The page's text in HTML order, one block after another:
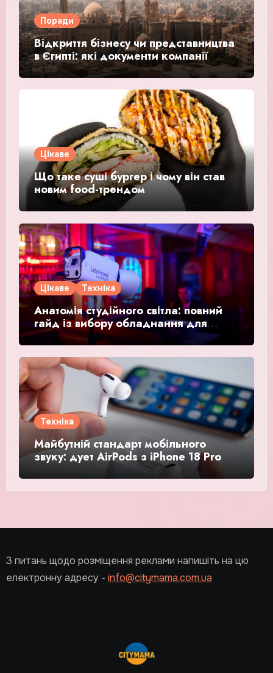
Поради
Відкриття бізнесу чи представництва
в Єгипті: які документи компанії
потребують легалізації
Цікаве
Що таке суші бургер і чому він став
новим food-трендом
Цікаве Техніка
Анатомія студійного світла: повний
гайд із вибору обладнання для
відео та фото
Техніка
Майбутній стандарт мобільного
звуку: дует AirPods з iPhone 18 Pro
З питань щодо розміщення реклами напишіть на цю
електронну адресу - info@citymama.com.ua